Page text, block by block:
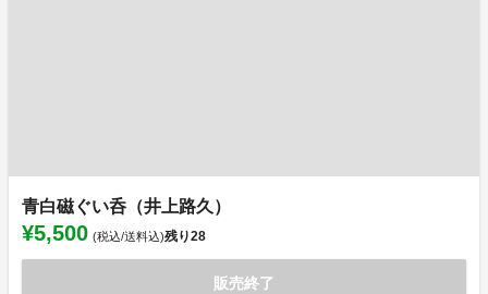
青白磁ぐい呑（井上路久）
¥5,500 (税込/送料込)残り28
販売終了